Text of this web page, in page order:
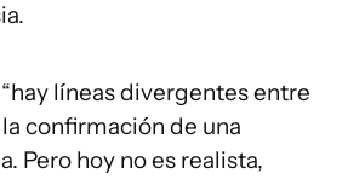
líneas divergentes entre
confirmación de una
Pero hoy no es realista,